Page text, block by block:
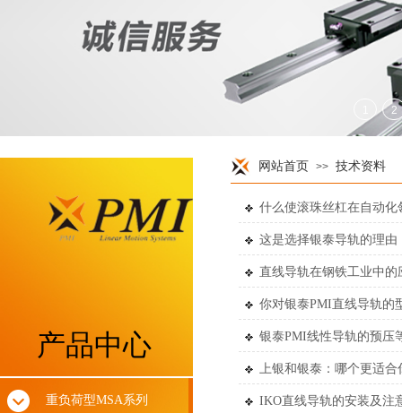
网站首页 >> 技术资料
什么使滚珠丝杠在自动
这是选择银泰导轨的理由
直线导轨在钢铁工业中的
你对银泰PMI直线导轨的
银泰PMI线性导轨的预压
上银和银泰：哪个更适合
IKO直线导轨的安装及注
产品中心
重负荷型MSA系列